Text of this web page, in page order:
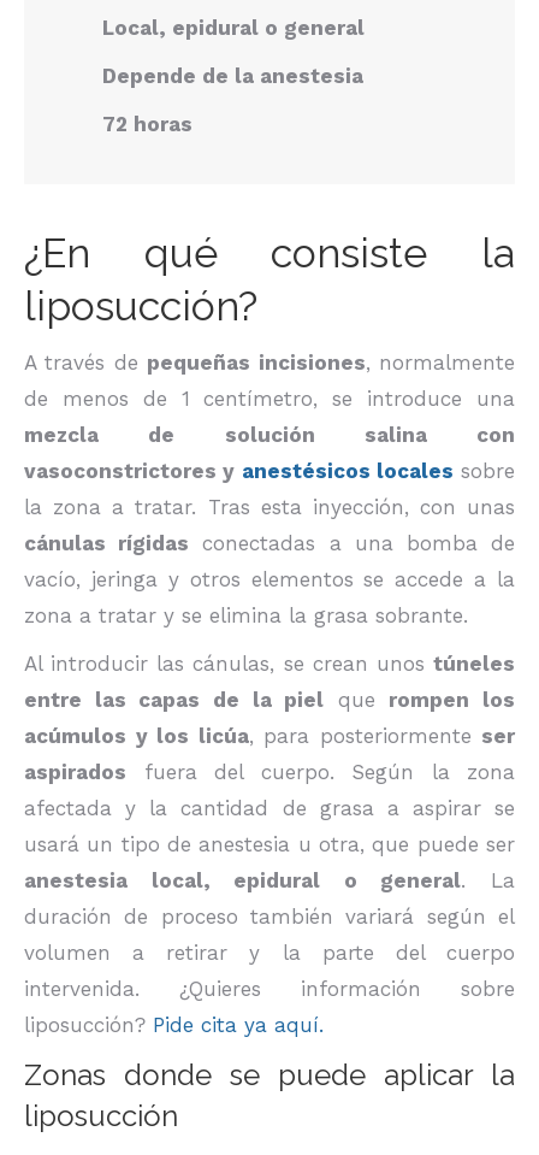
Local, epidural o general
Depende de la anestesia
72 horas
¿En qué consiste la
liposucción?
A través de pequeñas incisiones, normalmente
de menos de 1 centímetro, se introduce una
mezcla de solución salina con
vasoconstrictores y anestésicos locales sobre
la zona a tratar. Tras esta inyección, con unas
cánulas rígidas conectadas a una bomba de
vacío, jeringa y otros elementos se accede a la
zona a tratar y se elimina la grasa sobrante.
Al introducir las cánulas, se crean unos túneles
entre las capas de la piel que rompen los
acúmulos y los licúa, para posteriormente ser
aspirados fuera del cuerpo. Según la zona
afectada y la cantidad de grasa a aspirar se
usará un tipo de anestesia u otra, que puede ser
anestesia local, epidural o general. La
duración de proceso también variará según el
volumen a retirar y la parte del cuerpo
intervenida. ¿Quieres información sobre
liposucción? Pide cita ya aquí.
Zonas donde se puede aplicar la
liposucción